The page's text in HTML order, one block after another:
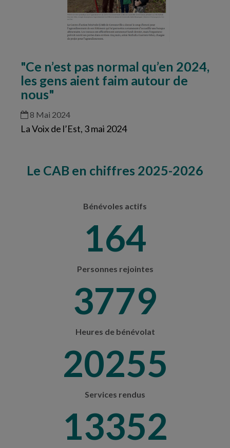
"Ce n’est pas normal qu’en 2024,
les gens aient faim autour de
nous"
8 Mai 2024
La Voix de l’Est, 3 mai 2024
Le CAB en chiffres 2025-2026
Bénévoles actifs
193
Personnes rejointes
4429
Heures de bénévolat
23739
Services rendus
15649